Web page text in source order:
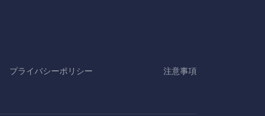
プライバシーポリシー 注意事項